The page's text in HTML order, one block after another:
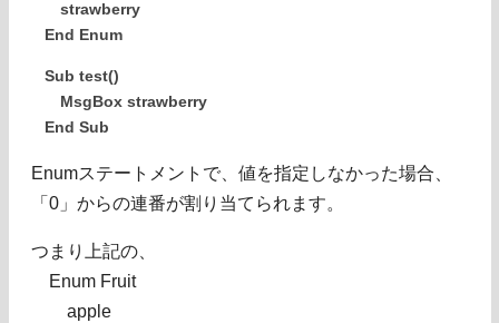
strawberry
End Enum
Sub test()
MsgBox strawberry
End Sub
Enumステートメントで、値を指定しなかった場合、
「0」からの連番が割り当てられます。
つまり上記の、
Enum Fruit
apple